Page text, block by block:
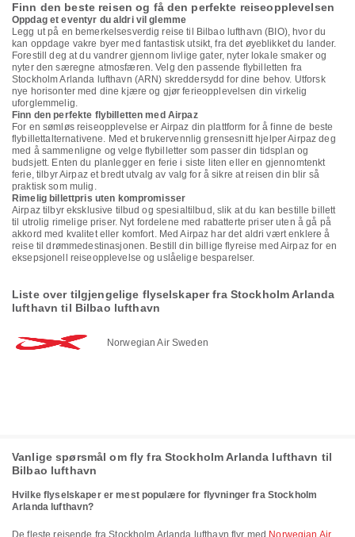
Finn den beste reisen og få den perfekte reiseopplevelsen
Oppdag et eventyr du aldri vil glemme
Legg ut på en bemerkelsesverdig reise til Bilbao lufthavn (BIO), hvor du
kan oppdage vakre byer med fantastisk utsikt, fra det øyeblikket du lander.
Forestill deg at du vandrer gjennom livlige gater, nyter lokale smaker og
nyter den særegne atmosfæren. Velg den passende flybilletten fra
Stockholm Arlanda lufthavn (ARN) skreddersydd for dine behov. Utforsk
nye horisonter med dine kjære og gjør ferieopplevelsen din virkelig
uforglemmelig.
Finn den perfekte flybilletten med Airpaz
For en sømløs reiseopplevelse er Airpaz din plattform for å finne de beste
flybillettalternativene. Med et brukervennlig grensesnitt hjelper Airpaz deg
med å sammenligne og velge flybilletter som passer din tidsplan og
budsjett. Enten du planlegger en ferie i siste liten eller en gjennomtenkt
ferie, tilbyr Airpaz et bredt utvalg av valg for å sikre at reisen din blir så
praktisk som mulig.
Rimelig billettpris uten kompromisser
Airpaz tilbyr eksklusive tilbud og spesialtilbud, slik at du kan bestille billett
til utrolig rimelige priser. Nyt fordelene med rabatterte priser uten å gå på
akkord med kvalitet eller komfort. Med Airpaz har det aldri vært enklere å
reise til drømmedestinasjonen. Bestill din billige flyreise med Airpaz for en
eksepsjonell reiseopplevelse og uslåelige besparelser.
Liste over tilgjengelige flyselskaper fra Stockholm Arlanda
lufthavn til Bilbao lufthavn
Norwegian Air Sweden
Vanlige spørsmål om fly fra Stockholm Arlanda lufthavn til
Bilbao lufthavn
Hvilke flyselskaper er mest populære for flyvninger fra Stockholm
Arlanda lufthavn?
De fleste reisende fra Stockholm Arlanda lufthavn flyr med Norwegian Air